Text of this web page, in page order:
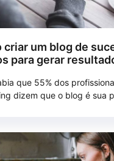
criar um blog de
para gerar
que 55% dos
dizem que o blog é sua